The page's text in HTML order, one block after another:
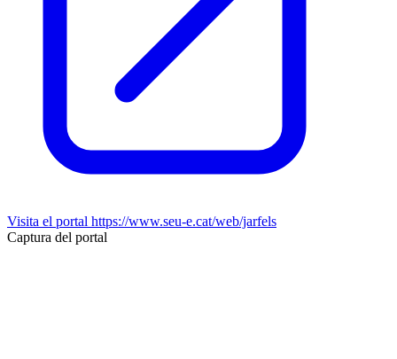
Visita el portal https://www.seu-e.cat/web/jarfels
Captura del portal